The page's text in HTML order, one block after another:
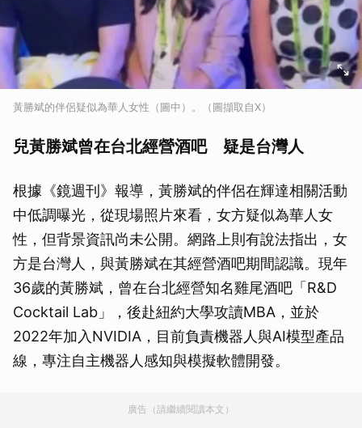
黃勝斌的伴侶疑似為華人女性（圖中）。（圖擷取自X）
兒黃勝斌曾在台北經營酒吧 疑是台灣人
根據《鏡週刊》報導，黃勝斌的伴侶在輝達相關活動
中低調曝光，從現場照片來看，女方疑似為華人女
性，但背景資訊尚未公開。網路上則有說法指出，女
方是台灣人，與黃勝斌在其經營酒吧期間認識。現年
36歲的黃勝斌，曾在台北經營知名雞尾酒吧「R&D
Cocktail Lab」，後赴紐約大學攻讀MBA，並於
2022年加入NVIDIA，目前負責機器人與AI模型產品
線，專注自主機器人感知與模擬軟體開發。
廣告（請繼續閱讀本文）